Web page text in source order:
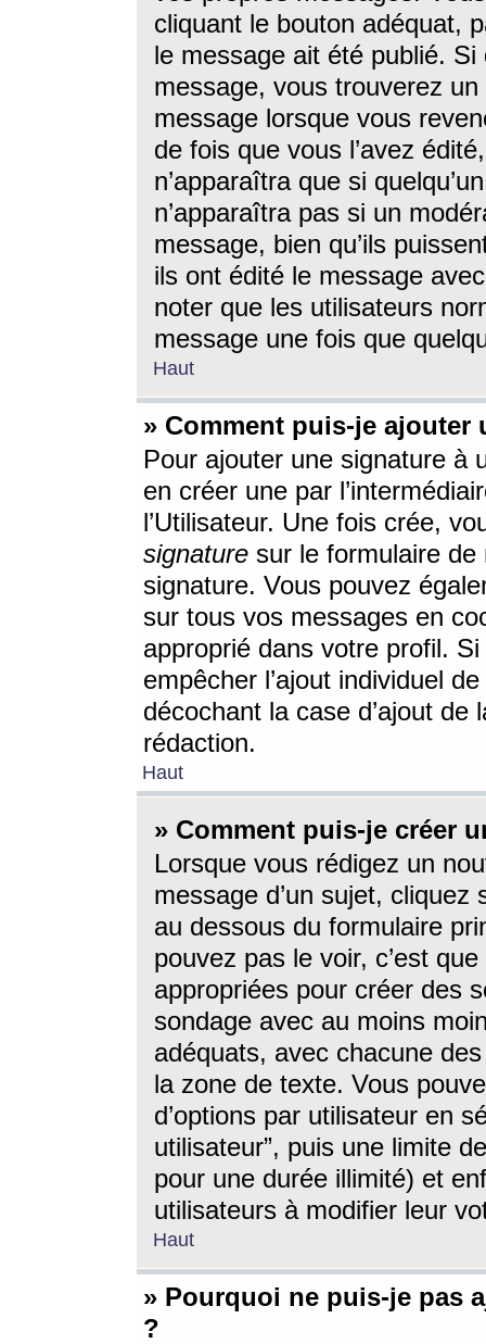
cliquant le bouton adéquat,
le message ait été publié. Si
message, vous trouverez
message lorsque vous
de fois que vous l’avez
n’apparaîtra que si
n’apparaîtra pas si un
message, bien qu’ils
ils ont édité le message
noter que les utilisateurs
message une fois que
Haut
» Comment puis-je ajouter
Pour ajouter une signature à
en créer une par
l’Utilisateur. Une fois crée,
signature sur le formulaire de
signature. Vous pouvez
sur tous vos messages en
approprié dans votre profil.
empêcher l’ajout individuel
décochant la case d’ajout
rédaction.
Haut
» Comment puis-je créer
Lorsque vous rédigez un
message d’un sujet, cliquez
au dessous du formulaire
pouvez pas le voir, c’est
appropriées pour créer des
sondage avec au moins
adéquats, avec chacune
la zone de texte. Vous
d’options par utilisateur en
utilisateur”, puis une limite
pour une durée illimité) et
utilisateurs à modifier leur
Haut
» Pourquoi ne puis-je pas
?